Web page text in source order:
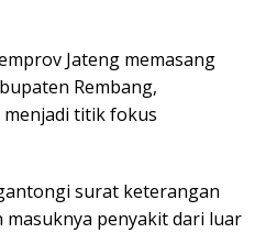
Jateng memasang
Rembang,
titik fokus
surat keterangan
masuknya penyakit dari luar